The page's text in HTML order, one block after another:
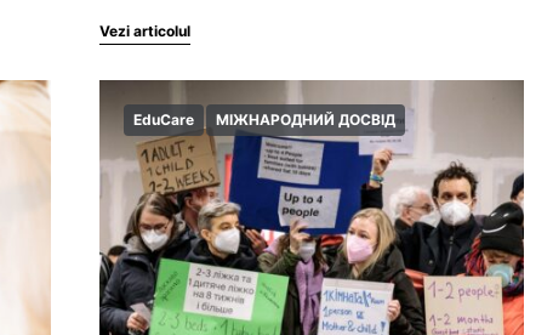
Vezi articolul
EduCare МІЖНАРОДНИЙ ДОСВІД